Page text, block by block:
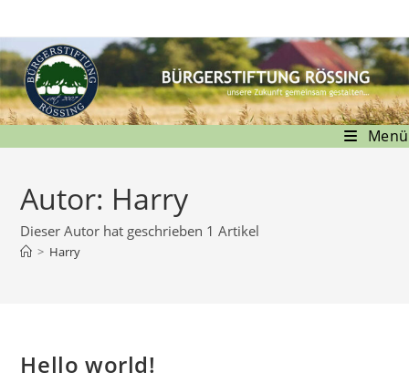
Inhalt
springen
Menü
Autor: Harry
Dieser Autor hat geschrieben 1 Artikel
> Harry
Hello world!